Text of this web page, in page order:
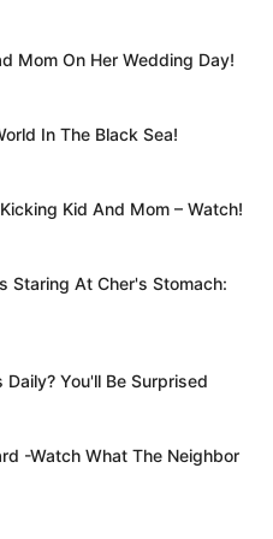
személyes
Az államfő szerint
politikai többség
az állam
A miniszterelnök és
korszak intézményi
szól.
még erősebben
adott nyilatkozatában
Mom On Her Wedding Day!
In The Black Sea!
Kid And Mom – Watch!
Staring At Cher's Stomach:
You'll Be Surprised
-Watch What The Neighbor